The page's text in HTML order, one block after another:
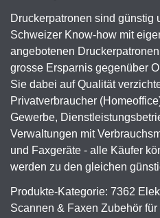
Druckerpatronen sind günstig
Schweizer Know-how mit
angebotenen
grosse Ersparnis gegenüber
Sie dabei auf Qualität
Privatverbraucher
Gewerbe,
Verwaltungen mit
und Faxgeräte - alle Käufer
werden zu den gleichen
Produkte-Kategorie: 7362
Scannen & Faxen Zubehör